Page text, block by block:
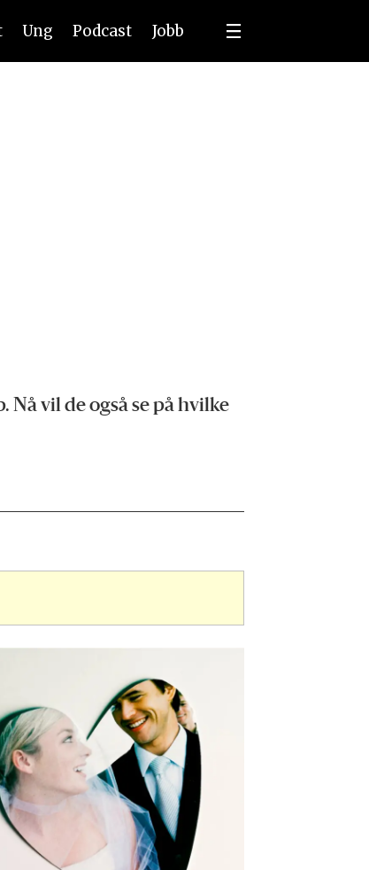
Ung Podcast Jobb
vil de også se på hvilke